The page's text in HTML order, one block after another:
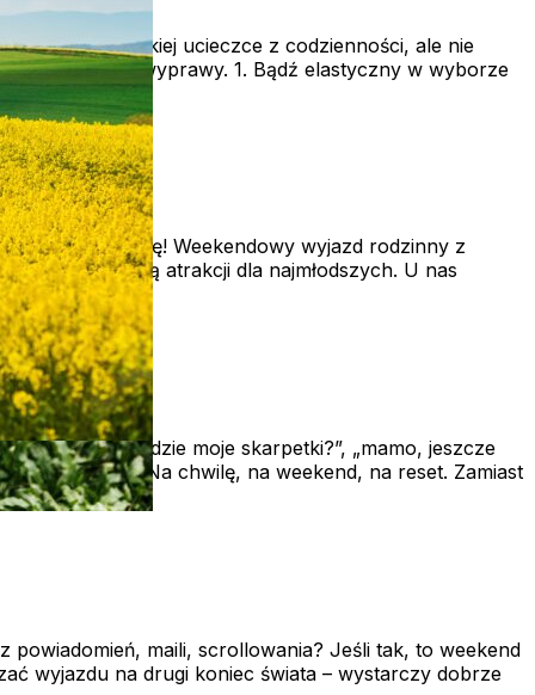
o szybkiej ucieczce z codzienności, ale nie
się do takiej wyprawy. 1. Bądź elastyczny w wyborze
przygodę! Weekendowy wyjazd rodzinny z
lokalizacją atrakcji dla najmłodszych. U nas
„a gdzie moje skarpetki?”, „mamo, jeszcze
dla siebie. Na chwilę, na weekend, na reset. Zamiast
maili, scrollowania? Jeśli tak, to weekend
wyjazdu na drugi koniec świata – wystarczy dobrze